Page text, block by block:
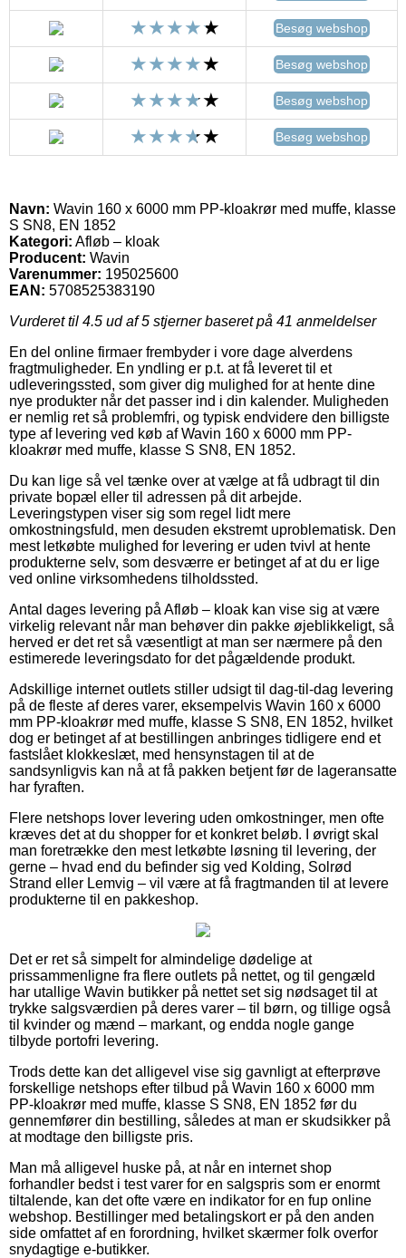
Besøg webshop
Besøg webshop
Besøg webshop
Besøg webshop
Navn: Wavin 160 x 6000 mm PP-kloakrør med muffe, klasse
S SN8, EN 1852
Kategori: Afløb – kloak
Producent: Wavin
Varenummer: 195025600
EAN: 5708525383190
Vurderet til 4.5 ud af 5 stjerner baseret på 41 anmeldelser
En del online firmaer frembyder i vore dage alverdens
fragtmuligheder. En yndling er p.t. at få leveret til et
udleveringssted, som giver dig mulighed for at hente dine
nye produkter når det passer ind i din kalender. Muligheden
er nemlig ret så problemfri, og typisk endvidere den billigste
type af levering ved køb af Wavin 160 x 6000 mm PP-
kloakrør med muffe, klasse S SN8, EN 1852.
Du kan lige så vel tænke over at vælge at få udbragt til din
private bopæl eller til adressen på dit arbejde.
Leveringstypen viser sig som regel lidt mere
omkostningsfuld, men desuden ekstremt uproblematisk. Den
mest letkøbte mulighed for levering er uden tvivl at hente
produkterne selv, som desværre er betinget af at du er lige
ved online virksomhedens tilholdssted.
Antal dages levering på Afløb – kloak kan vise sig at være
virkelig relevant når man behøver din pakke øjeblikkeligt, så
herved er det ret så væsentligt at man ser nærmere på den
estimerede leveringsdato for det pågældende produkt.
Adskillige internet outlets stiller udsigt til dag-til-dag levering
på de fleste af deres varer, eksempelvis Wavin 160 x 6000
mm PP-kloakrør med muffe, klasse S SN8, EN 1852, hvilket
dog er betinget af at bestillingen anbringes tidligere end et
fastslået klokkeslæt, med hensynstagen til at de
sandsynligvis kan nå at få pakken betjent før de lageransatte
har fyraften.
Flere netshops lover levering uden omkostninger, men ofte
kræves det at du shopper for et konkret beløb. I øvrigt skal
man foretrække den mest letkøbte løsning til levering, der
gerne – hvad end du befinder sig ved Kolding, Solrød
Strand eller Lemvig – vil være at få fragtmanden til at levere
produkterne til en pakkeshop.
Det er ret så simpelt for almindelige dødelige at
prissammenligne fra flere outlets på nettet, og til gengæld
har utallige Wavin butikker på nettet set sig nødsaget til at
trykke salgsværdien på deres varer – til børn, og tillige også
til kvinder og mænd – markant, og endda nogle gange
tilbyde portofri levering.
Trods dette kan det alligevel vise sig gavnligt at efterprøve
forskellige netshops efter tilbud på Wavin 160 x 6000 mm
PP-kloakrør med muffe, klasse S SN8, EN 1852 før du
gennemfører din bestilling, således at man er skudsikker på
at modtage den billigste pris.
Man må alligevel huske på, at når en internet shop
forhandler bedst i test varer for en salgspris som er enormt
tiltalende, kan det ofte være en indikator for en fup online
webshop. Bestillinger med betalingskort er på den anden
side omfattet af en forordning, hvilket skærmer folk overfor
snydagtige e-butikker.